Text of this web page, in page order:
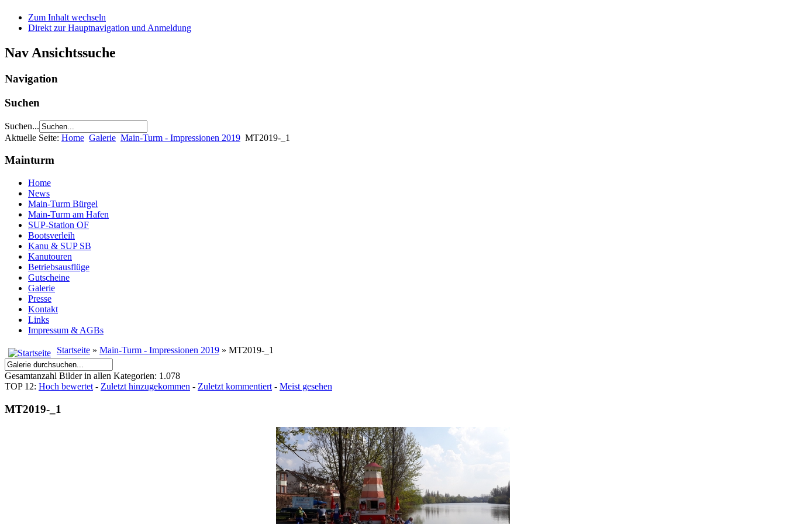
Zum Inhalt wechseln
Direkt zur Hauptnavigation und Anmeldung
Nav Ansichtssuche
Navigation
Suchen
Suchen...
Aktuelle Seite: Home Galerie Main-Turm - Impressionen 2019 MT2019-_1
Mainturm
Home
News
Main-Turm Bürgel
Main-Turm am Hafen
SUP-Station OF
Bootsverleih
Kanu & SUP SB
Kanutouren
Betriebsausflüge
Gutscheine
Galerie
Presse
Kontakt
Links
Impressum & AGBs
Startseite » Main-Turm - Impressionen 2019 » MT2019-_1
Gesamtanzahl Bilder in allen Kategorien: 1.078
TOP 12: Hoch bewertet - Zuletzt hinzugekommen - Zuletzt kommentiert - Meist gesehen
MT2019-_1